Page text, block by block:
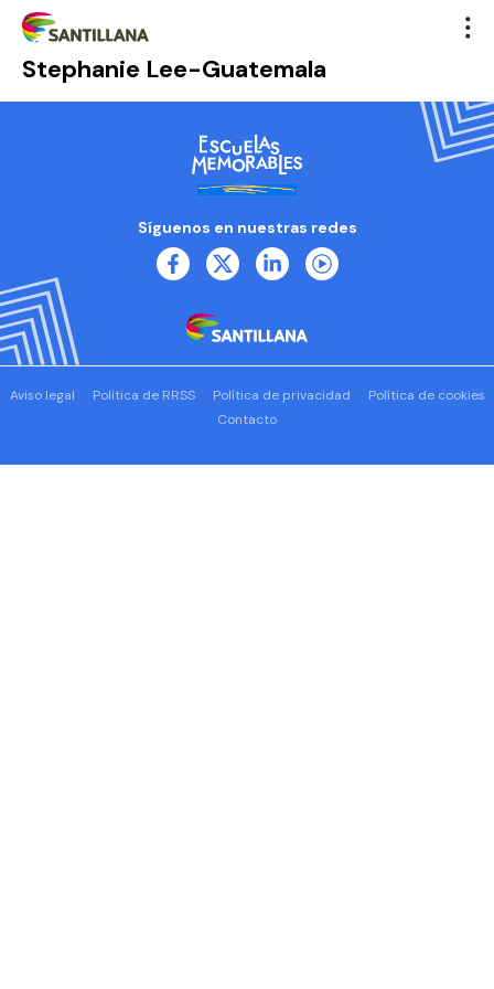
Stephanie Lee-Guatemala
Síguenos en nuestras redes
Aviso legal Política de RRSS Política de privacidad
Política de cookies
Contacto